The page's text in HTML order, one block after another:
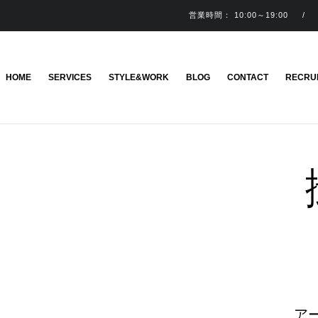
営業時間： 10:00～19:00 /
HOME SERVICES STYLE&WORK BLOG CONTACT
ア